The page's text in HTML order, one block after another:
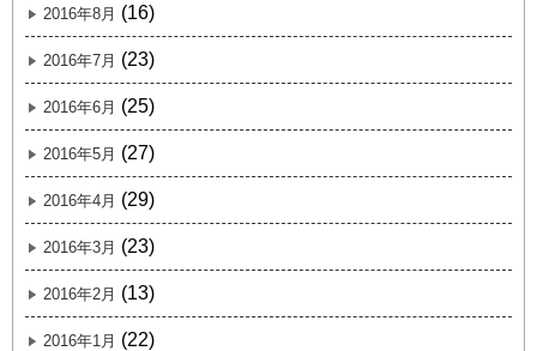
2016年8月 (16)
2016年7月 (23)
2016年6月 (25)
2016年5月 (27)
2016年4月 (29)
2016年3月 (23)
2016年2月 (13)
2016年1月 (22)